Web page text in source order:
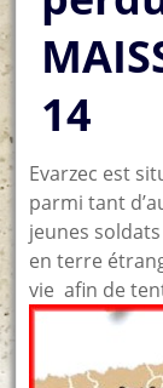
14
Evarzec est
parmi tant
jeunes
en terre
vie afin de